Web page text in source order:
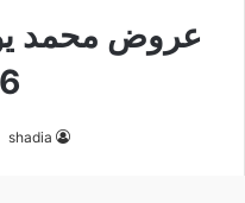
عروض محمد
shadia